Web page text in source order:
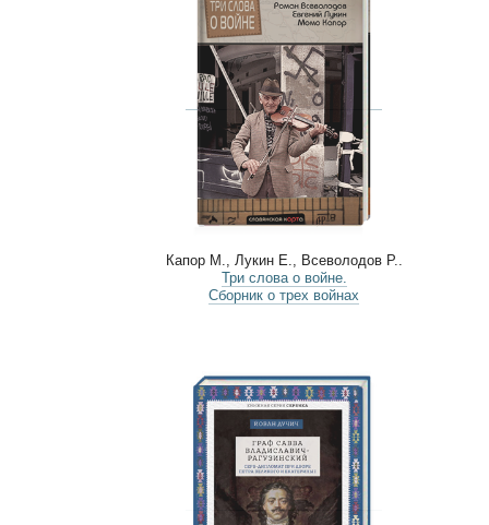
Капор М., Лукин Е., Всеволодов Р..
Три слова о войне.
Сборник о трех войнах